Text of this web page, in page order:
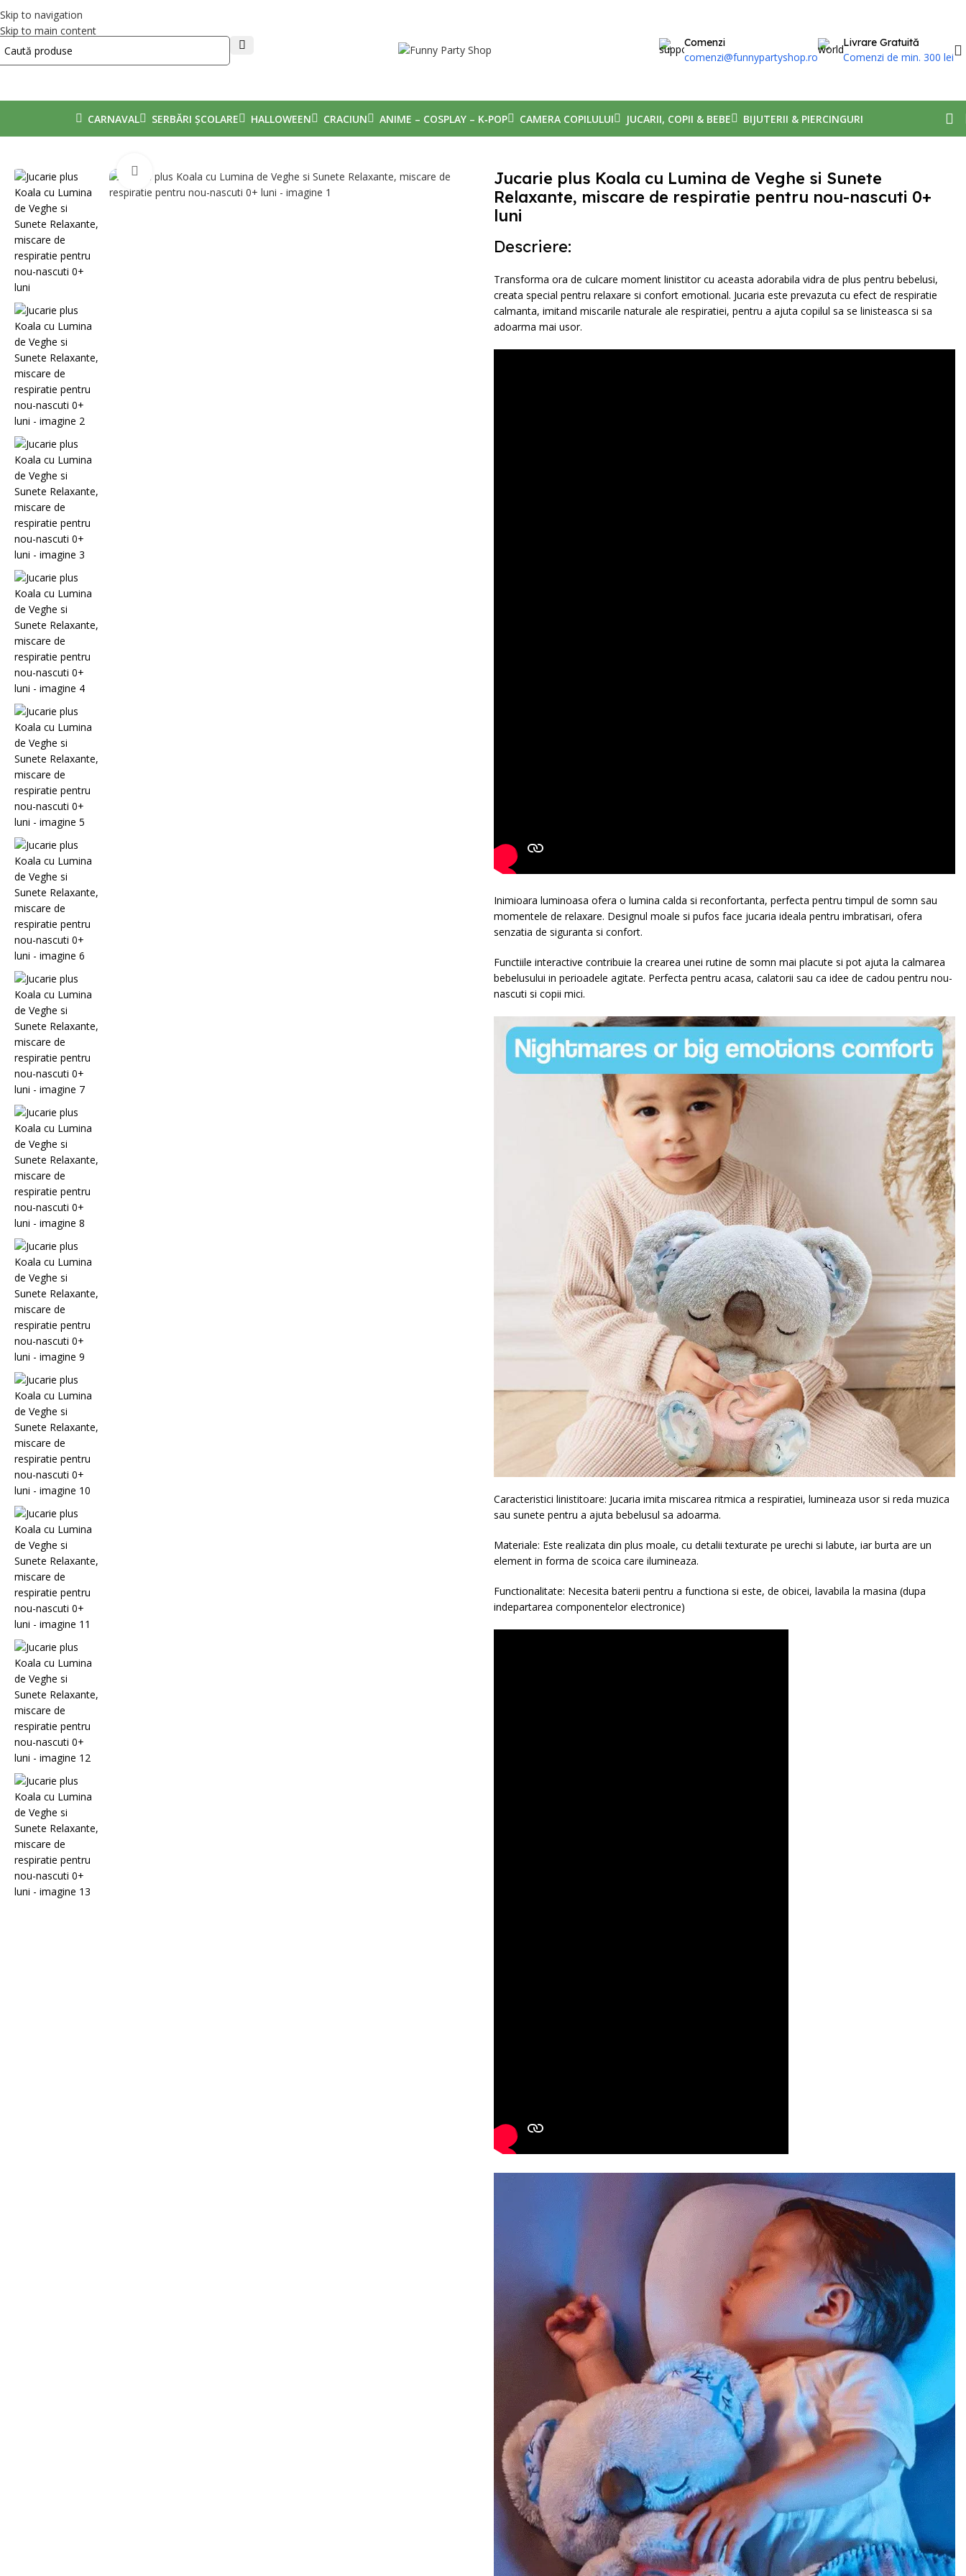
Skip to navigation
Skip to main content
Comenzi
comenzi@funnypartyshop.ro
Livrare Gratuită
Comenzi de min. 300 lei
CARNAVAL SERBĂRI ȘCOLARE HALLOWEEN CRACIUN ANIME – COSPLAY – K‑POP CAMERA COPILULUI JUCARII, COPII & BEBE BIJUTERII & PIERCINGURI
Mărește poza
Jucarie plus Koala cu Lumina de Veghe si Sunete
Relaxante, miscare de respiratie pentru nou-nascuti 0+
luni
Descriere:
Transforma ora de culcare moment linistitor cu aceasta adorabila vidra de plus pentru bebelusi,
creata special pentru relaxare si confort emotional. Jucaria este prevazuta cu efect de respiratie
calmanta, imitand miscarile naturale ale respiratiei, pentru a ajuta copilul sa se linisteasca si sa
adoarma mai usor.
Inimioara luminoasa ofera o lumina calda si reconfortanta, perfecta pentru timpul de somn sau
momentele de relaxare. Designul moale si pufos face jucaria ideala pentru imbratisari, ofera
senzatia de siguranta si confort.
Functiile interactive contribuie la crearea unei rutine de somn mai placute si pot ajuta la calmarea
bebelusului in perioadele agitate. Perfecta pentru acasa, calatorii sau ca idee de cadou pentru nou-
nascuti si copii mici.
Caracteristici linistitoare: Jucaria imita miscarea ritmica a respiratiei, lumineaza usor si reda muzica
sau sunete pentru a ajuta bebelusul sa adoarma.
Materiale: Este realizata din plus moale, cu detalii texturate pe urechi si labute, iar burta are un
element in forma de scoica care ilumineaza.
Functionalitate: Necesita baterii pentru a functiona si este, de obicei, lavabila la masina (dupa
indepartarea componentelor electronice)